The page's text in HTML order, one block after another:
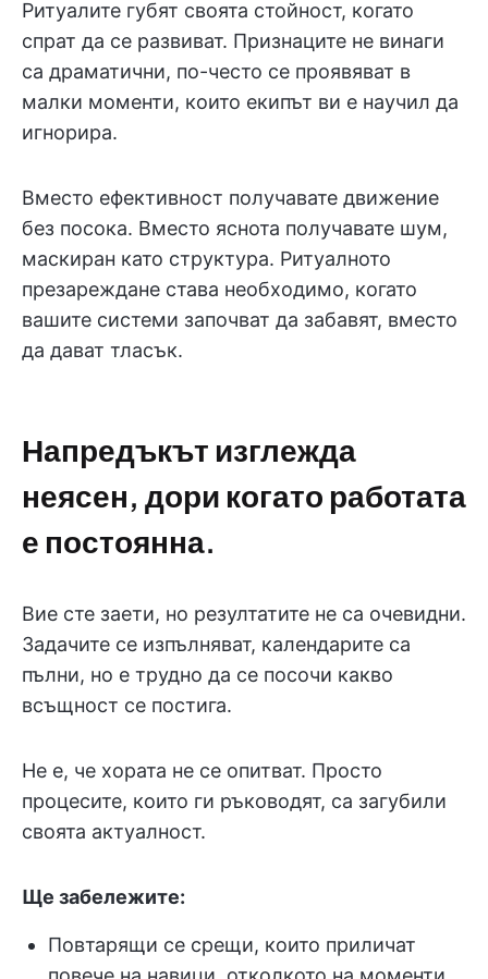
Ритуалите губят своята стойност, когато
спрат да се развиват. Признаците не винаги
са драматични, по-често се проявяват в
малки моменти, които екипът ви е научил да
игнорира.
Вместо ефективност получавате движение
без посока. Вместо яснота получавате шум,
маскиран като структура. Ритуалното
презареждане става необходимо, когато
вашите системи започват да забавят, вместо
да дават тласък.
Напредъкът изглежда
неясен, дори когато работата
е постоянна.
Вие сте заети, но резултатите не са очевидни.
Задачите се изпълняват, календарите са
пълни, но е трудно да се посочи какво
всъщност се постига.
Не е, че хората не се опитват. Просто
процесите, които ги ръководят, са загубили
своята актуалност.
Ще забележите:
Повтарящи се срещи, които приличат